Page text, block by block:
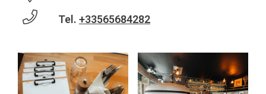
Tel. +33565684282